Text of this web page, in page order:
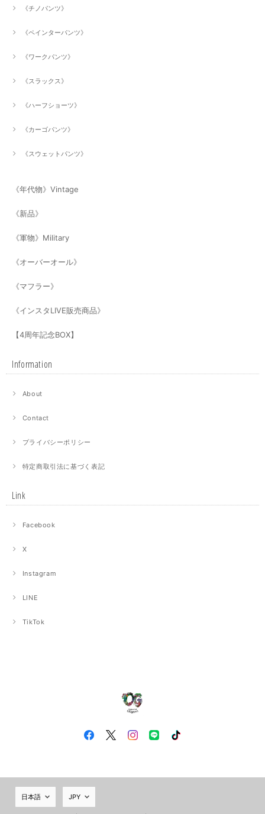
《チノパンツ》
《ペインターパンツ》
《ワークパンツ》
《スラックス》
《ハーフショーツ》
《カーゴパンツ》
《スウェットパンツ》
《年代物》Vintage
《新品》
《軍物》Military
《オーバーオール》
《マフラー》
《インスタLIVE販売商品》
【4周年記念BOX】
Information
About
Contact
プライバシーポリシー
特定商取引法に基づく表記
Link
Facebook
X
Instagram
LINE
TikTok